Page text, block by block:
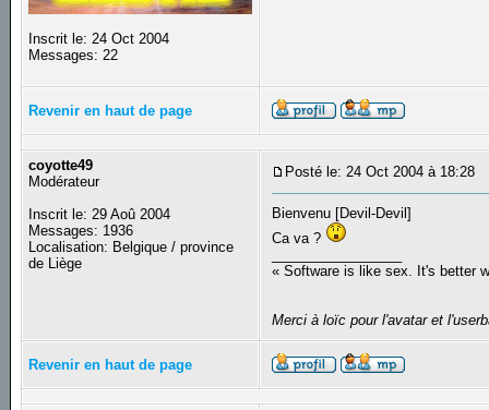
Inscrit le: 24 Oct 2004
Messages: 22
Revenir en haut de page
coyotte49
Modérateur
Inscrit le: 29 Aoû 2004
Messages: 1936
Localisation: Belgique / province
de Liège
Posté le: 24 Oct 2004 à 18:28
Bienvenu [Devil-Devil]
Ca va ?
« Software is like sex. It's better
Merci à loïc pour l'avatar et
Revenir en haut de page